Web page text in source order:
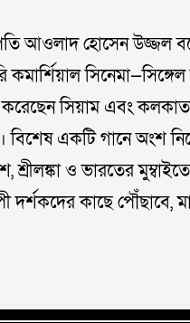
আওলাদ হোসেন উজ্জল
করেছেন সিয়াম এবং
একটি গানে অংশ
শ্রীলঙ্কা ও ভারতের
দর্শকদের কাছে পৌঁছাবে,